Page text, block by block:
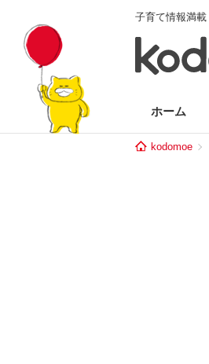
子育て情報満
ホーム
kodomoe